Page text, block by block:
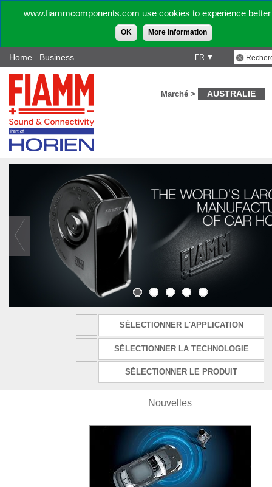
www.fiammcomponents.com use cookies to experience
OK More information
FR ▼
Home Business
Marché > AUSTRALIE
SÉLECTIONNER L'APPLICATION
SÉLECTIONNER LA TECHNOLOGIE
SÉLECTIONNER LE PRODUIT
Nouvelles